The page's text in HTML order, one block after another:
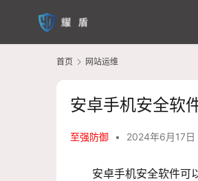
首页 网站运维
安卓手机安全软
至强防御 • 2024年6月17
安卓手机安全软件可